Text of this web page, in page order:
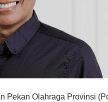
Pekan Olahraga Provinsi